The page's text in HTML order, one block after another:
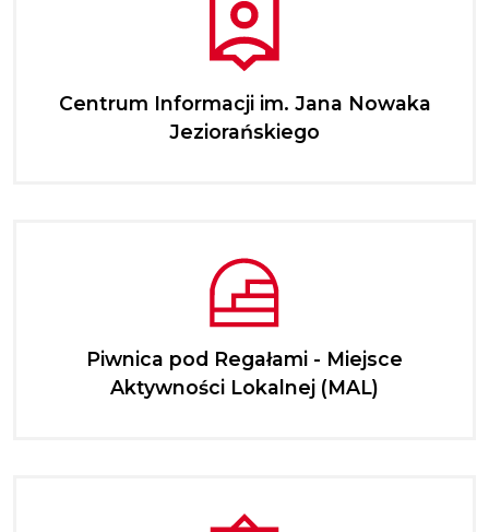
Centrum Informacji im. Jana Nowaka
Jeziorańskiego
Piwnica pod Regałami - Miejsce
Aktywności Lokalnej (MAL)